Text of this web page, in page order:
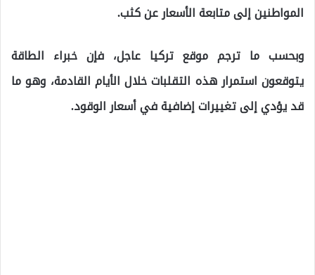
المواطنين إلى متابعة الأسعار عن كثب.
وبحسب ما ترجم موقع تركيا عاجل، فإن خبراء الطاقة
يتوقعون استمرار هذه التقلبات خلال الأيام القادمة، وهو ما
قد يؤدي إلى تغييرات إضافية في أسعار الوقود.